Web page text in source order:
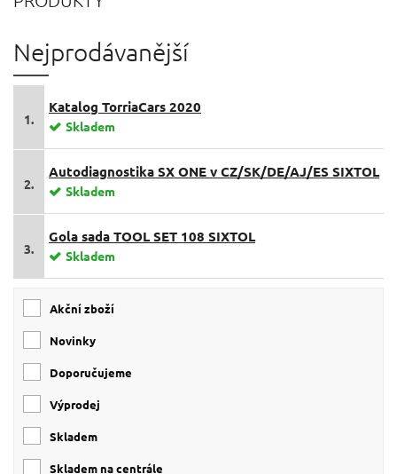
SIXTOL(1283)
EXTOL-CRAFT(656)
BALLETTO(84)
Nejprodávanější
1.
Katalog TorriaCars 2020
Skladem
2.
Autodiagnostika SX ONE v CZ/SK/DE/AJ/ES SIXTOL
Skladem
3.
Gola sada TOOL SET 108 SIXTOL
Skladem
Akční zboží
Novinky
Doporučujeme
Výprodej
skladem
skladem na centrále